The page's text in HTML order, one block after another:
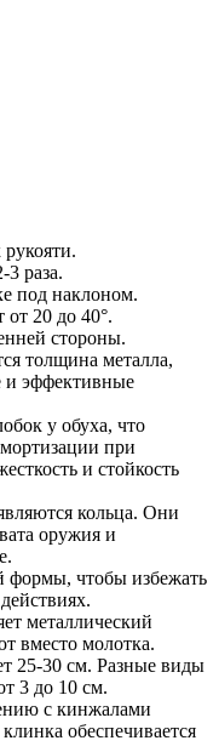
раза.
под наклоном.
от 20 до 40°.
стороны.
толщина металла,
и эффективные
у обуха, что
при
и стойкость
кольца. Они
оружия и
формы, чтобы избежать
металлический
вместо молотка.
25-30 см. Разные виды
3 до 10 см.
с кинжалами
обеспечивается